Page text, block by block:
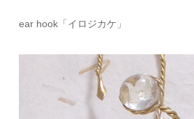
ear hook「イロジカケ」